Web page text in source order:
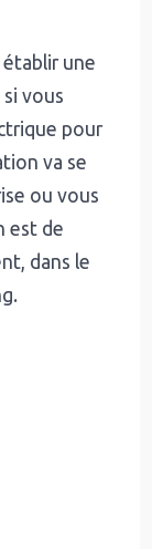
une
vous
pour
va se
ou vous
est de
dans le